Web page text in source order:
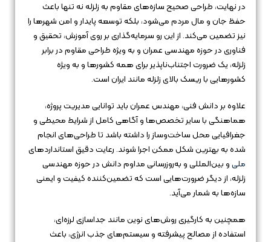
در نهایت، طراحی صحیح سازه‌های مقاوم به زلزله نه تنها باعث
حفظ جان و مال مردم می‌شود، بلکه توسعه پایدار و امن شهرها را
نیز تضمین می‌کند. از این رو سرمایه‌گذاری بر روی آموزش، تحقیق و
فناوری در حوزه مهندسی عمران و به ویژه طراحی مقاوم در برابر
زلزله، یک ضرورت اجتناب‌ناپذیر برای همه کشورها و به ویژه
کشورهایی با ریسک بالای زلزله مانند ایران است.
علاوه بر دانش فنی، مهندس عمران باید توانایی مدیریت پروژه،
هماهنگی با سایر تخصص‌ها و آگاهی کامل از شرایط محیطی و
جغرافیایی محل ساخت‌وساز را داشته باشد تا طراحی‌های انجام
شده به بهترین شکل ممکن اجرا شوند. رعایت دقیق استانداردهای
ملیو بین‌المللی و به‌روزرسانی مداوم دانش در حوزه مهندسی
زلزله، از دیگر ضرورت‌هایی است که تضمین‌کننده کیفیت و ایمنی
سازه‌ها به شمار می‌آید.
همچنین به کارگیری روش‌های نوین مانند جداسازی لرزه‌ای،
استفاده از مصالح پیشرفته و سیستم‌های جذب انرژی، باعث